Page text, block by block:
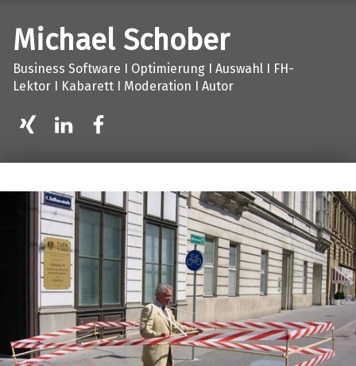
Michael Schober
Business Software I Optimierung I Auswahl I FH-
Lektor I Kabarett I Moderation I Autor